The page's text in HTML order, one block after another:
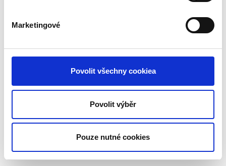
Marketingové
Povolit všechny cookiea
Povolit výběr
Pouze nutné cookies
www.profijadra.cz